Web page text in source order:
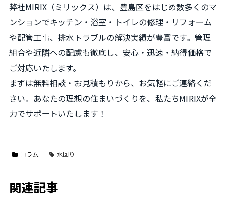
弊社MIRIX（ミリックス）は、豊島区をはじめ数多くのマ
ンションでキッチン・浴室・トイレの修理・リフォーム
や配管工事、排水トラブルの解決実績が豊富です。管理
組合や近隣への配慮も徹底し、安心・迅速・納得価格で
ご対応いたします。
まずは無料相談・お見積もりから、お気軽にご連絡くだ
さい。あなたの理想の住まいづくりを、私たちMIRIXが全
力でサポートいたします！
コラム 水回り
関連記事